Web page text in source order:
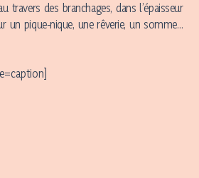
travers des branchages, dans l’épaisseur
un pique-nique, une rêverie, un somme…